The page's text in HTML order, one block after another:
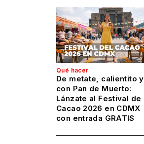
Qué hacer
De metate, calientito y
con Pan de Muerto:
Lánzate al Festival de
Cacao 2026 en CDMX
con entrada GRATIS